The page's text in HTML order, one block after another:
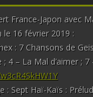
France-Japon avec
le 16 février 2019 :
: 7 Chansons de
; 4 – La Mal d’aimer ;
: Sept Haï-Kaïs :